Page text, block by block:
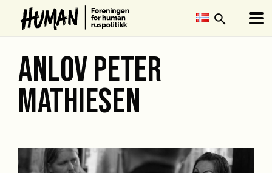
search
ANLOV PETER
MATHIESEN